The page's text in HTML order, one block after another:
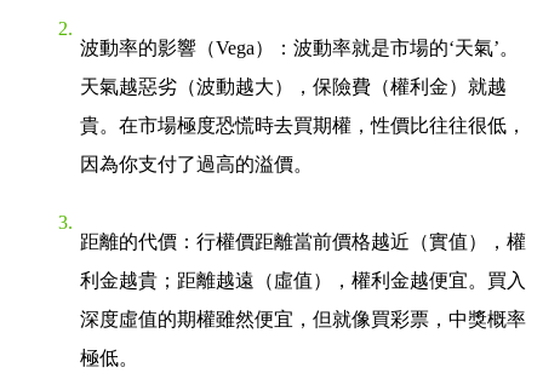
波動率的影響（Vega）
：波動率就是市場的‘天氣’。
天氣越惡劣（波動越大），保險費（權利金）就越
貴。在市場極度恐慌時去買期權，性價比往往很低，
因為你支付了過高的溢價。
距離的代價 ：行權價距離當前價格越近（實值），權
利金越貴；距離越遠（虛值），權利金越便宜。買入
深度虛值的期權雖然便宜，但就像買彩票，中獎概率
極低。